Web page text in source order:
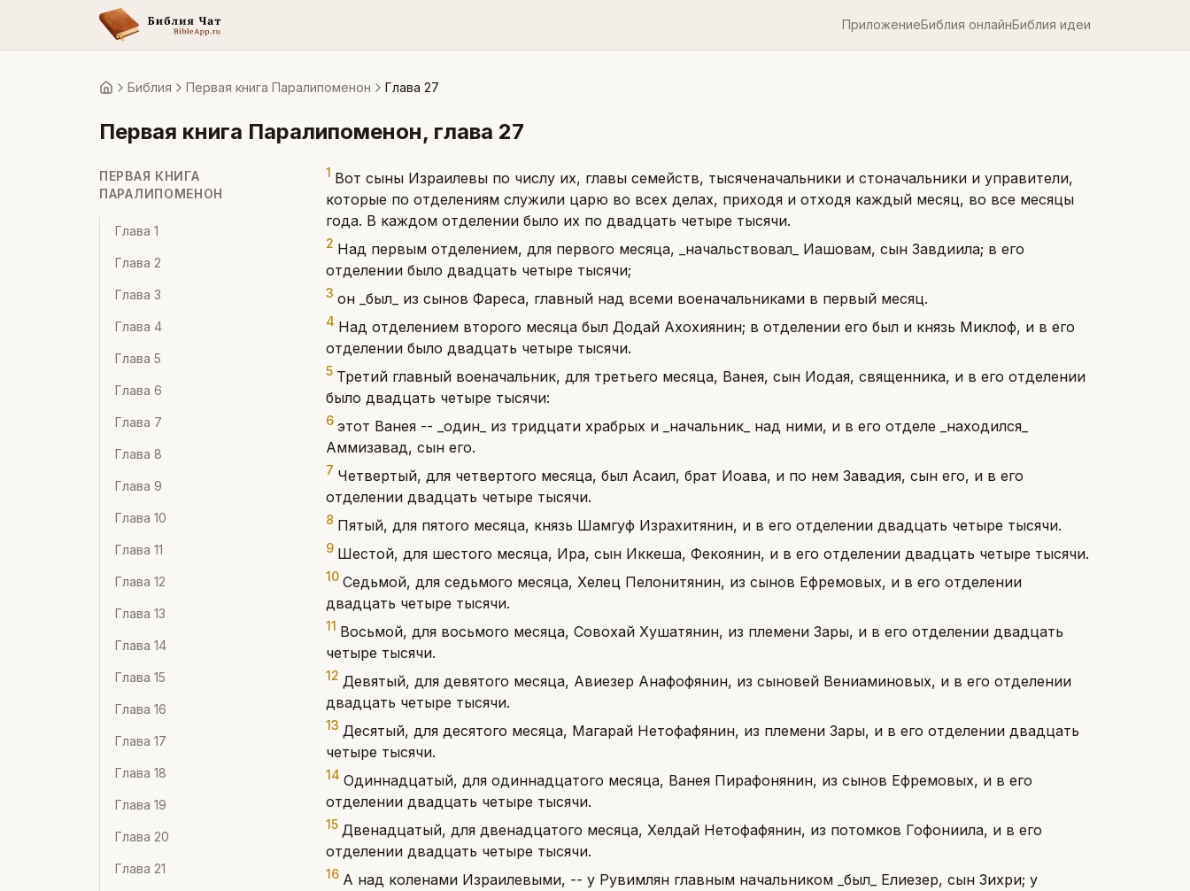
ПриложениеБиблия онлайнБиблия идеи
ГлавнаяБиблия Первая книга Паралипоменон Глава 27
Первая книга Паралипоменон, глава 27
ПЕРВАЯ КНИГА
ПАРАЛИПОМЕНОН
Глава 1
Глава 2
Глава 3
Глава 4
Глава 5
Глава 6
Глава 7
Глава 8
Глава 9
Глава 10
Глава 11
Глава 12
Глава 13
Глава 14
Глава 15
Глава 16
Глава 17
Глава 18
Глава 19
Глава 20
Глава 21
1 Вот сыны Израилевы по числу их, главы семейств, тысяченачальники и стоначальники и управители,
которые по отделениям служили царю во всех делах, приходя и отходя каждый месяц, во все месяцы
года. В каждом отделении было их по двадцать четыре тысячи.
2 Над первым отделением, для первого месяца, _начальствовал_ Иашовам, сын Завдиила; в его
отделении было двадцать четыре тысячи;
3 он _был_ из сынов Фареса, главный над всеми военачальниками в первый месяц.
4 Над отделением второго месяца был Додай Ахохиянин; в отделении его был и князь Миклоф, и в его
отделении было двадцать четыре тысячи.
5 Третий главный военачальник, для третьего месяца, Ванея, сын Иодая, священника, и в его отделении
было двадцать четыре тысячи:
6 этот Ванея -- _один_ из тридцати храбрых и _начальник_ над ними, и в его отделе _находился_
Аммизавад, сын его.
7 Четвертый, для четвертого месяца, был Асаил, брат Иоава, и по нем Завадия, сын его, и в его
отделении двадцать четыре тысячи.
8 Пятый, для пятого месяца, князь Шамгуф Израхитянин, и в его отделении двадцать четыре тысячи.
9 Шестой, для шестого месяца, Ира, сын Иккеша, Фекоянин, и в его отделении двадцать четыре тысячи.
10 Седьмой, для седьмого месяца, Хелец Пелонитянин, из сынов Ефремовых, и в его отделении
двадцать четыре тысячи.
11 Восьмой, для восьмого месяца, Совохай Хушатянин, из племени Зары, и в его отделении двадцать
четыре тысячи.
12 Девятый, для девятого месяца, Авиезер Анафофянин, из сыновей Вениаминовых, и в его отделении
двадцать четыре тысячи.
13 Десятый, для десятого месяца, Магарай Нетофафянин, из племени Зары, и в его отделении двадцать
четыре тысячи.
14 Одиннадцатый, для одиннадцатого месяца, Ванея Пирафонянин, из сынов Ефремовых, и в его
отделении двадцать четыре тысячи.
15 Двенадцатый, для двенадцатого месяца, Хелдай Нетофафянин, из потомков Гофониила, и в его
отделении двадцать четыре тысячи.
16 А над коленами Израилевыми, -- у Рувимлян главным начальником _был_ Елиезер, сын Зихри; у